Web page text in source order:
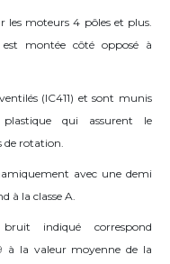
moteurs 4 pôles et plus.
est montée côté opposé à
(IC411) et sont munis
qui assurent le
de rotation.
avec une demi
à la classe A.
indiqué correspond
la valeur moyenne de la